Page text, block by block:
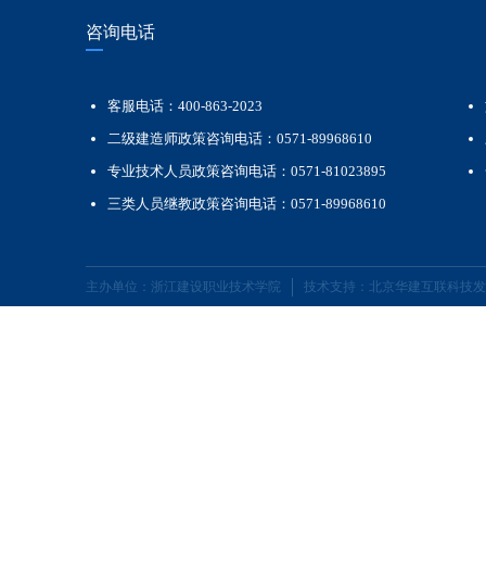
咨询电话
客服电话：400-863-2023
二级建造师政策咨询电话：0571-89968610
专业技术人员政策咨询电话：0571-81023895
三类人员继教政策咨询电话：0571-89968610
主办单位：浙江建设职业技术学院 技术支持：北京华建互联科技